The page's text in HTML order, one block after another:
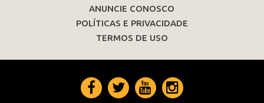
ANUNCIE CONOSCO
POLÍTICAS E PRIVACIDADE
TERMOS DE USO